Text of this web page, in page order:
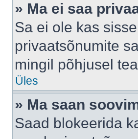
» Ma ei saa
Sa ei ole kas
privaatsõnumite
mingil põhjusel
Üles
» Ma saan
Saad blokeerida